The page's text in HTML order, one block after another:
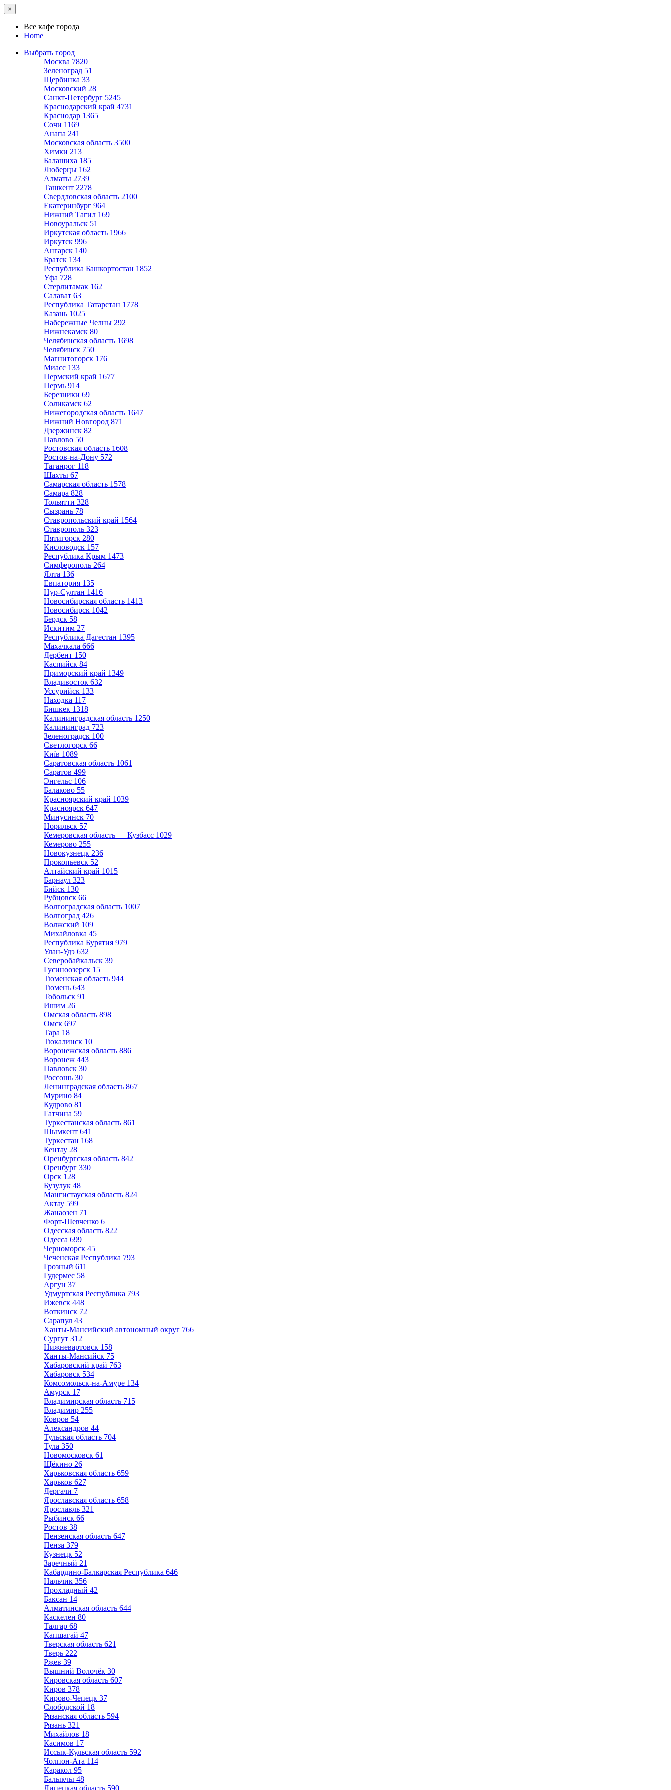
×
Все кафе города
Home
Выбрать город
Москва 7820
Зеленоград 51
Щербинка 33
Московский 28
Санкт-Петербург 5245
Краснодарский край 4731
Краснодар 1365
Сочи 1169
Анапа 241
Московская область 3500
Химки 213
Балашиха 185
Люберцы 162
Алматы 2739
Ташкент 2278
Свердловская область 2100
Екатеринбург 964
Нижний Тагил 169
Новоуральск 51
Иркутская область 1966
Иркутск 996
Ангарск 140
Братск 134
Республика Башкортостан 1852
Уфа 728
Стерлитамак 162
Салават 63
Республика Татарстан 1778
Казань 1025
Набережные Челны 292
Нижнекамск 80
Челябинская область 1698
Челябинск 750
Магнитогорск 176
Миасс 133
Пермский край 1677
Пермь 914
Березники 69
Соликамск 62
Нижегородская область 1647
Нижний Новгород 871
Дзержинск 82
Павлово 50
Ростовская область 1608
Ростов-на-Дону 572
Таганрог 118
Шахты 67
Самарская область 1578
Самара 828
Тольятти 328
Сызрань 78
Ставропольский край 1564
Ставрополь 323
Пятигорск 280
Кисловодск 157
Республика Крым 1473
Симферополь 264
Ялта 136
Евпатория 135
Нур-Султан 1416
Новосибирская область 1413
Новосибирск 1042
Бердск 58
Искитим 27
Республика Дагестан 1395
Махачкала 666
Дербент 150
Каспийск 84
Приморский край 1349
Владивосток 632
Уссурийск 133
Находка 117
Бишкек 1318
Калининградская область 1250
Калининград 723
Зеленоградск 100
Светлогорск 66
Київ 1089
Саратовская область 1061
Саратов 499
Энгельс 106
Балаково 55
Красноярский край 1039
Красноярск 647
Минусинск 70
Норильск 57
Кемеровская область — Кузбасс 1029
Кемерово 255
Новокузнецк 236
Прокопьевск 52
Алтайский край 1015
Барнаул 323
Бийск 130
Рубцовск 66
Волгоградская область 1007
Волгоград 426
Волжский 109
Михайловка 45
Республика Бурятия 979
Улан-Удэ 632
Северобайкальск 39
Гусиноозерск 15
Тюменская область 944
Тюмень 643
Тобольск 91
Ишим 26
Омская область 898
Омск 697
Тара 18
Тюкалинск 10
Воронежская область 886
Воронеж 443
Павловск 30
Россошь 30
Ленинградская область 867
Мурино 84
Кудрово 81
Гатчина 59
Туркестанская область 861
Шымкент 641
Туркестан 168
Кентау 28
Оренбургская область 842
Оренбург 330
Орск 128
Бузулук 48
Мангистауская область 824
Актау 599
Жанаозен 71
Форт-Шевченко 6
Одесская область 822
Одесса 699
Черноморск 45
Чеченская Республика 793
Грозный 611
Гудермес 58
Аргун 37
Удмуртская Республика 793
Ижевск 448
Воткинск 72
Сарапул 43
Ханты-Мансийский автономный округ 766
Сургут 312
Нижневартовск 158
Ханты-Мансийск 75
Хабаровский край 763
Хабаровск 534
Комсомольск-на-Амуре 134
Амурск 17
Владимирская область 715
Владимир 255
Ковров 54
Александров 44
Тульская область 704
Тула 350
Новомосковск 61
Щёкино 26
Харьковская область 659
Харьков 627
Дергачи 7
Ярославская область 658
Ярославль 321
Рыбинск 66
Ростов 38
Пензенская область 647
Пенза 379
Кузнецк 52
Заречный 21
Кабардино-Балкарская Республика 646
Нальчик 356
Прохладный 42
Баксан 14
Алматинская область 644
Каскелен 80
Талгар 68
Капшагай 47
Тверская область 621
Тверь 222
Ржев 39
Вышний Волочёк 30
Кировская область 607
Киров 378
Кирово-Чепецк 37
Слободской 18
Рязанская область 594
Рязань 321
Михайлов 18
Касимов 17
Иссык-Кульская область 592
Чолпон-Ата 114
Каракол 95
Балыкчы 48
Липецкая область 590